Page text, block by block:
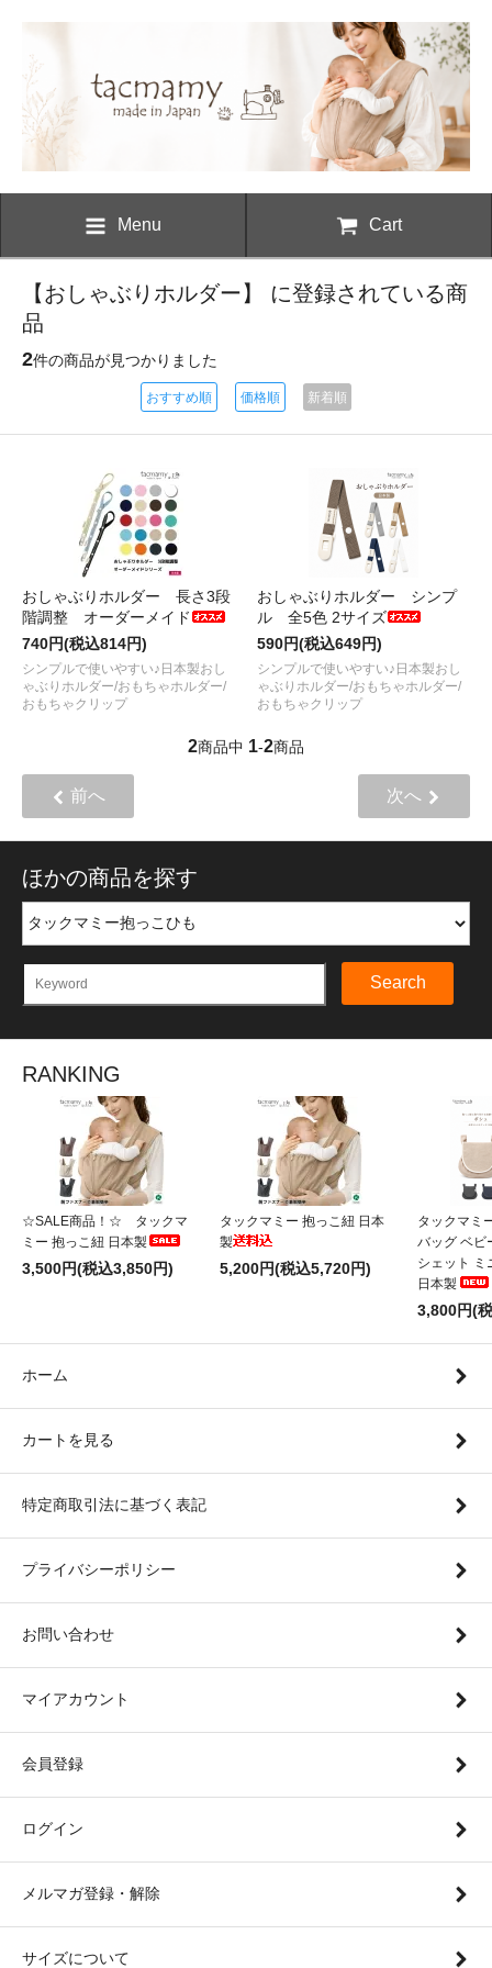
Menu Cart
【おしゃぶりホルダー】 に登録されている商
品
2件の商品が見つかりました
おすすめ順 価格順 新着順
おしゃぶりホルダー 長さ3段
階調整 オーダーメイド
740円(税込814円)
シンプルで使いやすい♪日本製おし
ゃぶりホルダー/おもちゃホルダー/
おもちゃクリップ
おしゃぶりホルダー シンプ
ル 全5色 2サイズ
590円(税込649円)
シンプルで使いやすい♪日本製おし
ゃぶりホルダー/おもちゃホルダー/
おもちゃクリップ
2商品中 1-2商品
前へ 次へ
ほかの商品を探す
Search
RANKING
☆SALE商品！☆ タックマ
ミー 抱っこ紐 日本製
3,500円(税込3,850円)
タックマミー 抱っこ紐 日本
製
5,200円(税込5,720円)
タックマミ
バッグ ベビ
シェット ミ
日本製
3,800円(
ホーム
カートを見る
特定商取引法に基づく表記
プライバシーポリシー
お問い合わせ
マイアカウント
会員登録
ログイン
メルマガ登録・解除
サイズについて